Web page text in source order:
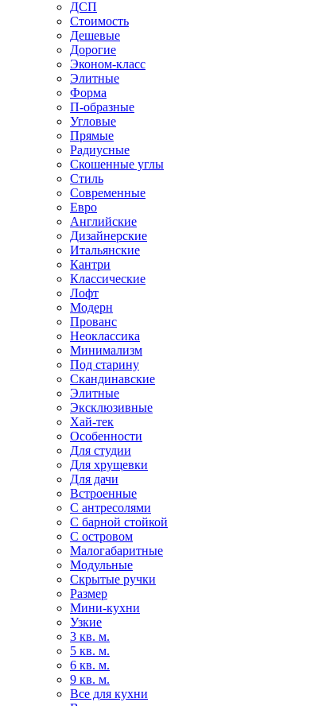
ДСП
Стоимость
Дешевые
Дорогие
Эконом-класс
Элитные
Форма
П-образные
Угловые
Прямые
Радиусные
Скошенные углы
Стиль
Современные
Евро
Английские
Дизайнерские
Итальянские
Кантри
Классические
Лофт
Модерн
Прованс
Неоклассика
Минимализм
Под старину
Скандинавские
Элитные
Эксклюзивные
Хай-тек
Особенности
Для студии
Для хрущевки
Для дачи
Встроенные
С антресолями
С барной стойкой
С островом
Малогабаритные
Модульные
Скрытые ручки
Размер
Мини-кухни
Узкие
3 кв. м.
5 кв. м.
6 кв. м.
9 кв. м.
Все для кухни